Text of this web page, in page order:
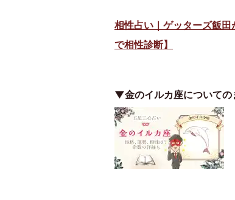
相性占い｜ゲッターズ飯
で相性診断】
▼金のイルカ座についての